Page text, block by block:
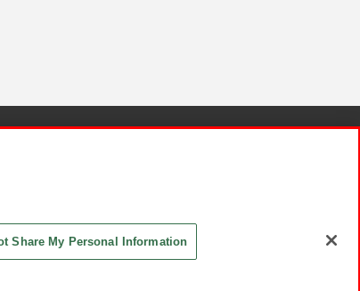
Share My Personal Information